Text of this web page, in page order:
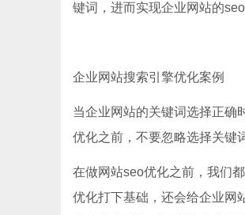
键词，进而实现企业网站的seo
企业网站搜索引擎优化案例
当企业网站的关键词选择正确
优化之前，不要忽略选择关键
在做网站seo优化之前，我们
优化打下基础，还会给企业网